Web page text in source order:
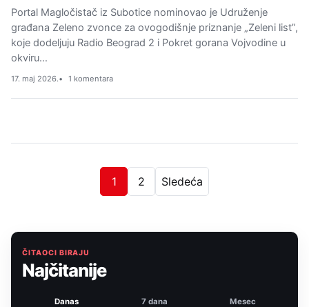
Portal Magločistač iz Subotice nominovao je Udruženje
građana Zeleno zvonce za ovogodišnje priznanje „Zeleni list”,
koje dodeljuju Radio Beograd 2 i Pokret gorana Vojvodine u
okviru…
17. maj 2026. 1 komentara
1 2 Sledeća
ČITAOCI BIRAJU
Najčitanije
Danas 7 dana Mesec